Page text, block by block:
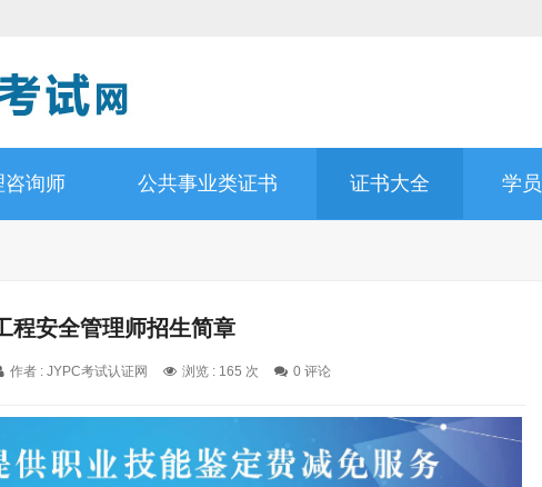
咨询师 公共事业类证书 证书大全 学
程安全管理师招生简章
作者 : JYPC考试认证网 浏览 : 165 次 0 评论